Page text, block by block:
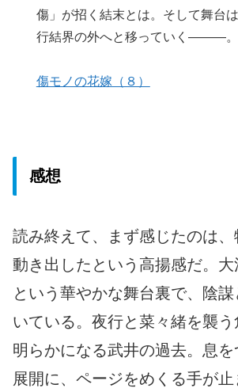
傷」が招く結末とは。そして舞台
行結界の外へと移っていく―――。
傷モノの花嫁（８）
感想
読み終えて、まず感じたのは、
動き出したという高揚感だ。
という華やかな舞台裏で、陰
いている。夜行と菜々緒を襲
明らかになる武井の過去。息
展開に、ページをめくる手が止